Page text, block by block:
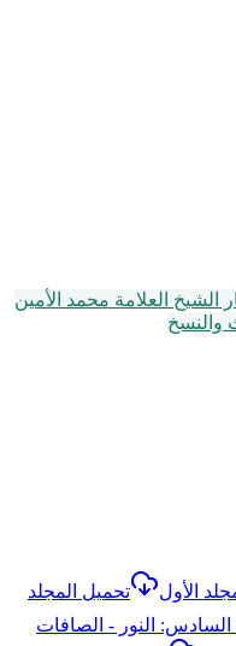
الشيخ العلامة محمد الأمين
والنسخ
الأول
تحميل المجلد
السادس: النور - الصافات